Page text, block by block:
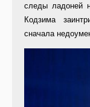
следы ладоней
Кодзима
сначала